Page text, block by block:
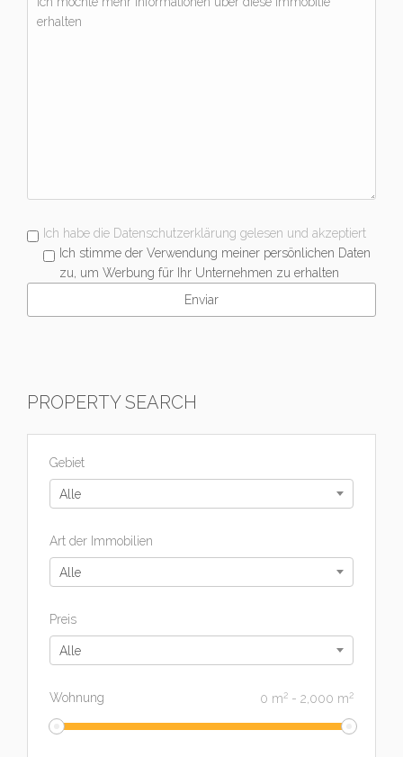
Ich habe die Datenschutzerklärung gelesen und akzeptiert
Ich stimme der Verwendung meiner persönlichen Daten
zu, um Werbung für Ihr Unternehmen zu erhalten
PROPERTY SEARCH
Gebiet
Alle
Art der Immobilien
Alle
Preis
Alle
Wohnung 0 m2 - 2,000 m2